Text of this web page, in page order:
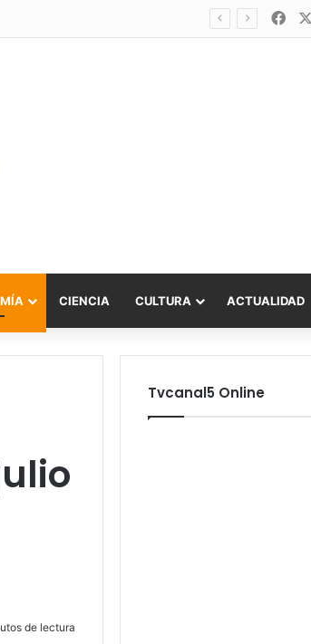
CIENCIA CULTURA ACTUALIDAD
de lectura
Tvcanal5 Online